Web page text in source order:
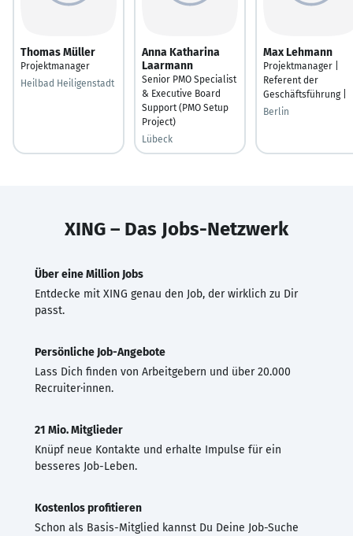
Thomas Müller
Projektmanager
Heilbad Heiligenstadt
Anna Katharina
Laarmann
Senior PMO Specialist
& Executive Board
Support (PMO Setup
Project)
Lübeck
Max Lehmann
Projektmanager |
Referent der
Geschäftsführung |
Berlin
XING – Das Jobs-Netzwerk
Über eine Million Jobs
Entdecke mit XING genau den Job, der wirklich zu Dir
passt.
Persönliche Job-Angebote
Lass Dich finden von Arbeitgebern und über 20.000
Recruiter·innen.
21 Mio. Mitglieder
Knüpf neue Kontakte und erhalte Impulse für ein
besseres Job-Leben.
Kostenlos profitieren
Schon als Basis-Mitglied kannst Du Deine Job-Suche